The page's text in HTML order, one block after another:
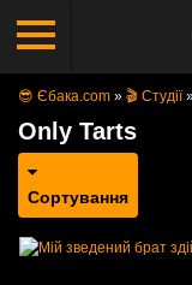
😎 Єбака.com » 🎬 Студії
Only Tarts
Сортування